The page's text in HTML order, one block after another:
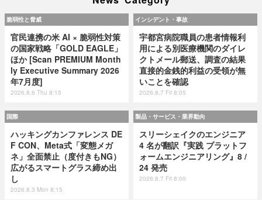
脆弱性と脅威
官民連携の米 AI × 脆弱性対策
の国家戦略「GOLD EAGLE」
ほか [Scan PREMIUM Month
ly Executive Summary 2026
年7月度]
2026.8.6 Thu 8:15
インシデント・事故
宇都宮病院職員の患者情報利
用による別医療機関のダイレ
クトメール郵送、調査の結果
直接的金銭的利益の受領が無
いことを確認
2026.8.7 Fri 8:05
国際
ハッキングカンファレンス DE
F CON、Meta式「変態メガ
ネ」全面禁止（度付きもNG）
広がるスマートグラス締め出
し
2026.8.3 Mon 8:15
製品・サービス・業界動向
スリーシェイクのエンジニア
4 名が翻訳『実践 プラットフ
ォームエンジニアリング』8 /
24 発売
2026.8.7 Fri 8:00